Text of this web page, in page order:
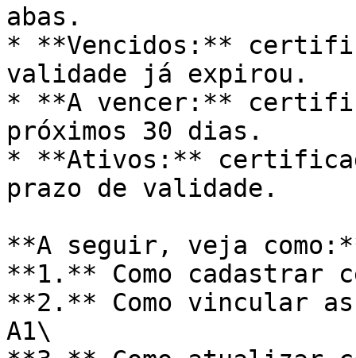
abas.
* **Vencidos:**
validade já expirou.
* **A vencer:**
próximos 30 dias.
* **Ativos:**
prazo de validade.
**A seguir, veja
**1.** Como cadastrar
**2.** Como vincular
A1\